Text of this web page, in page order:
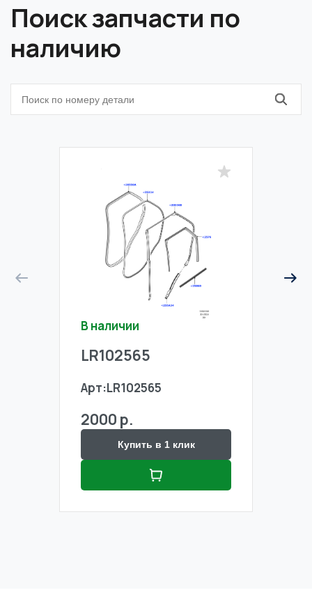
Поиск запчасти по
наличию
В наличии
LR102565
Арт:LR102565
2000 р.
Купить в 1 клик